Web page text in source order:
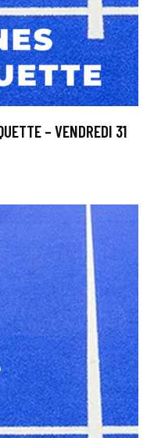
– VENDREDI 31